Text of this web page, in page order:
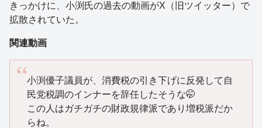
きっかけに、小渕氏の過去の動画がX（旧ツイッター）で
拡散されていた。
関連動画
小渕優子議員が、消費税の引き下げに反発して自
民党税調のインナーを辞任したそうな🤭
この人はガチガチの財政規律派であり増税派だか
らね。